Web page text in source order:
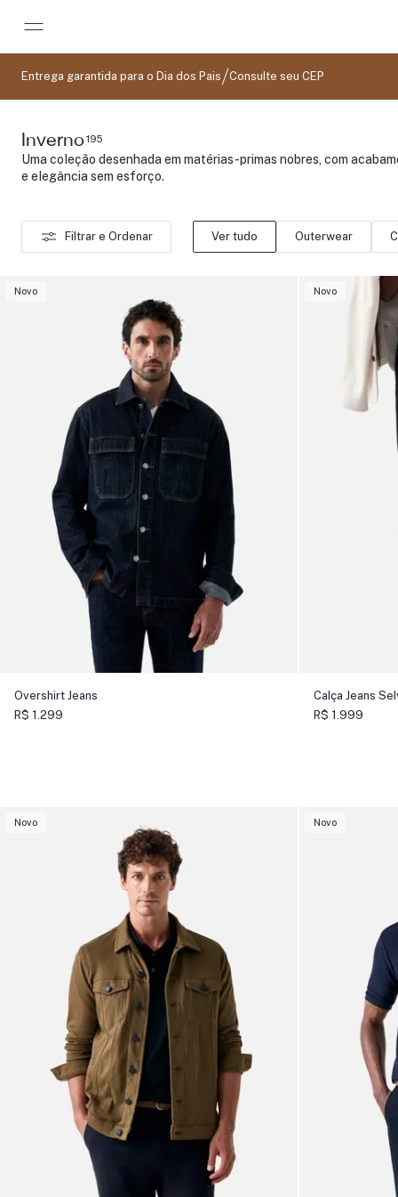
Entrega garantida para o Dia dos Pais Consulte seu CEP
Inverno195
Uma coleção desenhada em matérias-primas nobres, com
e elegância sem esforço.
Filtrar e Ordenar Ver tudo Outerwear
Novo
Overshirt Jeans
R$ 1.299
Novo
Calça Jeans
R$ 1.999
Novo Novo